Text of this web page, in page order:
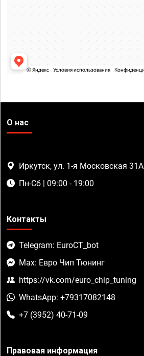
О нас
Иркутск, ул. 1-я Московская 31А
Пн-Сб | 09:00 - 19:00
Контакты
Telegram: EuroCT_bot
Max: Евро Чип Тюнинг
https://vk.com/euro_chip_tuning
WhatsApp: +79317082148
+7 (3952) 40-71-09
Правовая информация